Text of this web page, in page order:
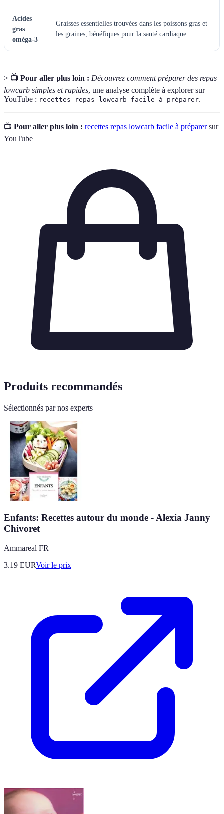
Acides
gras
oméga-3
Graisses essentielles trouvées dans les poissons gras et
les graines, bénéfiques pour la santé cardiaque.
> 📺 Pour aller plus loin : Découvrez comment préparer des repas
lowcarb simples et rapides, une analyse complète à explorer sur
YouTube : recettes repas lowcarb facile à préparer.
📺 Pour aller plus loin : recettes repas lowcarb facile à préparersur
YouTube
Produits recommandés
Sélectionnés par nos experts
Enfants: Recettes autour du monde - Alexia Janny
Chivoret
Ammareal FR
3.19 EURVoir le prix